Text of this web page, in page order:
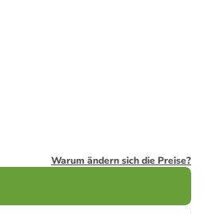
Warum ändern sich die Preise?